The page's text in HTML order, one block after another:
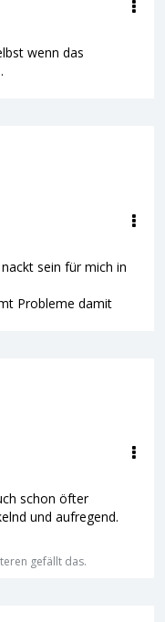
wenn das
sein für mich in
Probleme damit
schon öfter
und aufregend.
gefällt das.